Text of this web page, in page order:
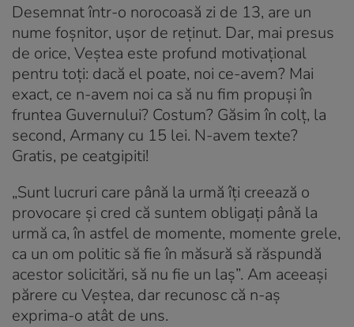
Desemnat într-o norocoasă zi de 13, are un
nume foșnitor, ușor de reținut. Dar, mai presus
de orice, Veștea este profund motivațional
pentru toți: dacă el poate, noi ce-avem? Mai
exact, ce n-avem noi ca să nu fim propuși în
fruntea Guvernului? Costum? Găsim în colț, la
second, Armany cu 15 lei. N-avem texte?
Gratis, pe ceatgipiti!
„Sunt lucruri care până la urmă îți creează o
provocare și cred că suntem obligați până la
urmă ca, în astfel de momente, momente grele,
ca un om politic să fie în măsură să răspundă
acestor solicitări, să nu fie un laș”. Am aceeași
părere cu Veștea, dar recunosc că n-aș
exprima-o atât de uns.